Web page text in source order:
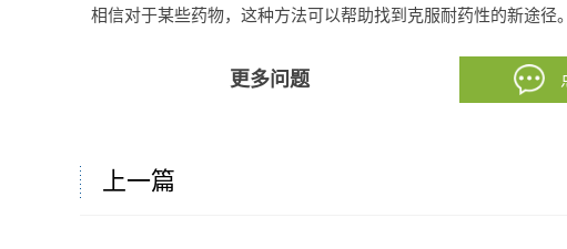
相信对于某些药物，这种方法可以帮助找到克服耐药性的新途径
更多问题
上一篇